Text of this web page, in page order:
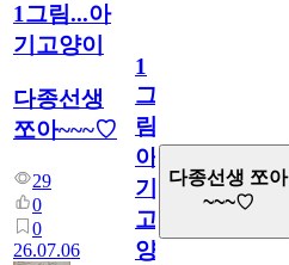
1그림...아
기고양이
다종선생
쪼아~~~♡
29
0
0
26.07.06
1
그
림...
아
기
고
양
다종선생 쪼아
~~~♡